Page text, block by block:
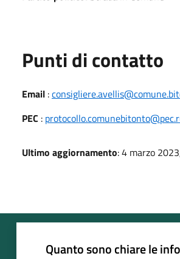
Punti di contatto
Email :
PEC :
Ultimo aggiornamento: 4 marzo
Quanto sono chiare le